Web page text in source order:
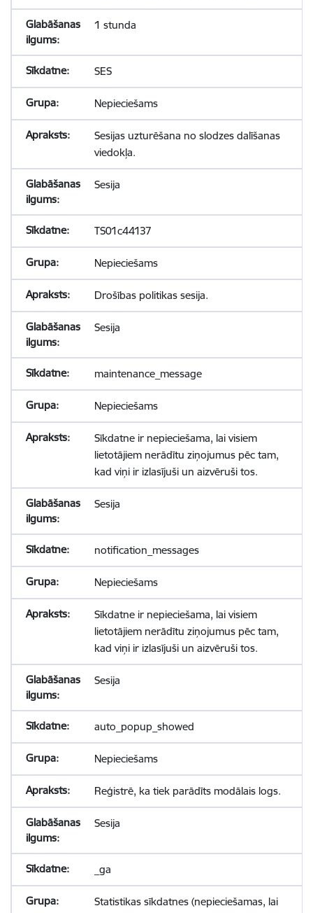
1 stunda
SES
Nepieciešams
Sesijas uzturēšana no slodzes dalīšanas
viedokļa.
Sesija
TS01c44137
Nepieciešams
Drošības politikas sesija.
Sesija
maintenance_message
Nepieciešams
Sīkdatne ir nepieciešama, lai visiem
lietotājiem nerādītu ziņojumus pēc tam,
kad viņi ir izlasījuši un aizvēruši tos.
Sesija
notification_messages
Nepieciešams
Sīkdatne ir nepieciešama, lai visiem
lietotājiem nerādītu ziņojumus pēc tam,
kad viņi ir izlasījuši un aizvēruši tos.
Sesija
auto_popup_showed
Nepieciešams
Reģistrē, ka tiek parādīts modālais logs.
Sesija
_ga
Statistikas sīkdatnes (nepieciešamas, lai